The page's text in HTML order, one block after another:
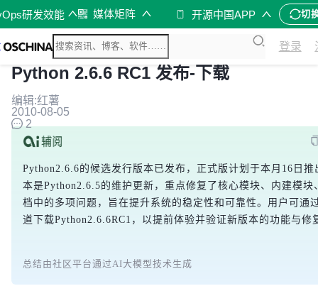
研发效能 媒体矩阵 开源中国APP 切
登录
Python 2.6.6 RC1 发布-下载
编辑:红薯
2010-08-05
2
Python2.6.6的候选发行版本已发布，正式版计划于本月16日推
本是Python2.6.5的维护更新，重点修复了核心模块、内建模块
档中的多项问题，旨在提升系统的稳定性和可靠性。用户可通
道下载Python2.6.6RC1，以提前体验并验证新版本的功能与修
总结由社区平台通过AI大模型技术生成